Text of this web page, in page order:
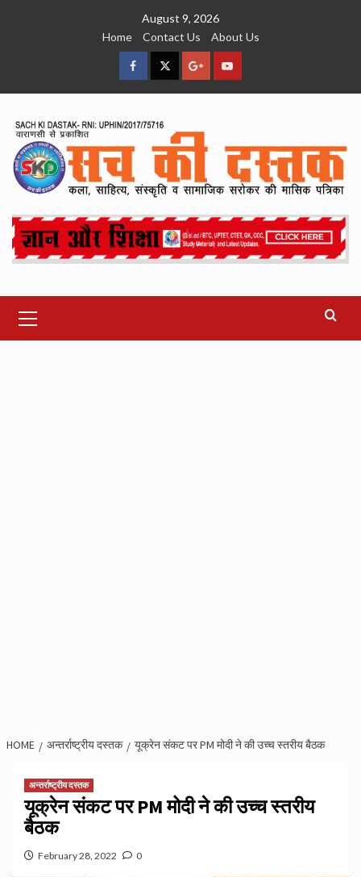
August 9, 2026
Home
Contact Us About Us
facebookTwitterGoogleYouTube
Menu
HOME अन्तर्राष्ट्रीय दस्तक यूक्रेन संकट पर PM मोदी ने की उच्च स्तरीय बैठक
अन्तर्राष्ट्रीय दस्तक
यूक्रेन संकट पर PM मोदी ने की उच्च स्तरीय
बैठक
February 28, 2022 0